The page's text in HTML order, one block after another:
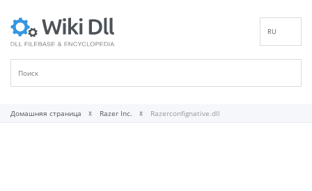
RU
Домашняя страница Razer Inc. Razerconfignative.dll